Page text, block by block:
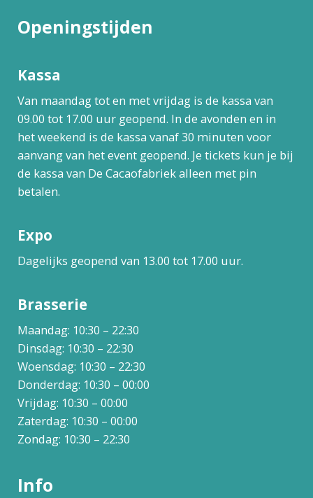
Openingstijden
Kassa
Van maandag tot en met vrijdag is de kassa van
09.00 tot 17.00 uur geopend. In de avonden en in
het weekend is de kassa vanaf 30 minuten voor
aanvang van het event geopend. Je tickets kun je bij
de kassa van De Cacaofabriek alleen met pin
betalen.
Expo
Dagelijks geopend van 13.00 tot 17.00 uur.
Brasserie
Maandag: 10:30 – 22:30
Dinsdag: 10:30 – 22:30
Woensdag: 10:30 – 22:30
Donderdag: 10:30 – 00:00
Vrijdag: 10:30 – 00:00
Zaterdag: 10:30 – 00:00
Zondag: 10:30 – 22:30
Info